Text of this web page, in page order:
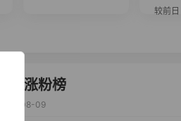
较前日
达人涨粉榜
2026-08-09